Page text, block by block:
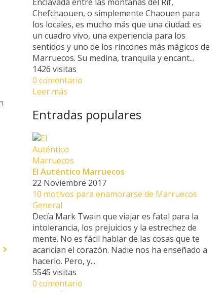
Enclavada entre las montañas del Rif,
Chefchaouen, o simplemente Chaouen para
los locales, es mucho más que una ciudad: es
un cuadro vivo, una experiencia para los
sentidos y uno de los rincones más mágicos de
Marruecos. Su medina, tranquila y encant...
1426 visitas
0 comentario
Leer más
Entradas populares
El Auténtico Marruecos
22 Noviembre 2017
10 motivos para enamorarse de Marruecos
General
Decía Mark Twain que viajar es fatal para la
intolerancia, los prejuicios y la estrechez de
mente. No es fácil hablar de las cosas que te
acarician el corazón. Nadie nos ha enseñado a
hacerlo. Pero, y...
5545 visitas
0 comentario